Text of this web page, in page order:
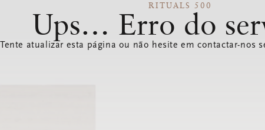
RITUALS 500
Ups… Erro do
Tente atualizar esta página ou não hesite em contactar-nos